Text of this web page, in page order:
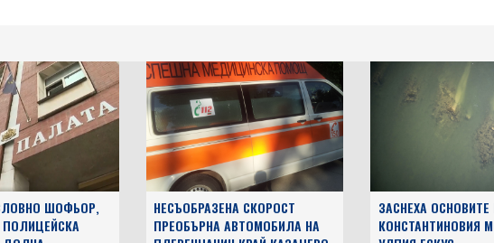
ШОФЬОР,
НЕСЪОБРАЗЕНА СКОРОСТ
ПРЕОБЪРНА АВТОМОБИЛА НА
ЗАСНЕХА ОСНОВИТЕ
КОНСТАНТИНОВИЯ